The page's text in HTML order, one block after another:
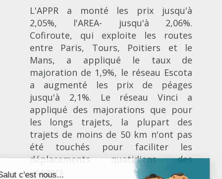
L'APPR a monté les prix jusqu'à
2,05%, l'AREA- jusqu'à 2,06%.
Cofiroute, qui exploite les routes
entre Paris, Tours, Poitiers et le
Mans, a appliqué le taux de
majoration de 1,9%, le réseau Escota
a augmenté les prix de péages
jusqu'à 2,1%. Le réseau Vinci a
appliqué des majorations que pour
les longs trajets, la plupart des
trajets de moins de 50 km n'ont pas
été touchés pour faciliter les
déplacements quotidiens des
usagers.